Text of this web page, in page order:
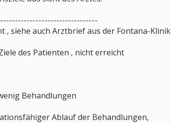
, siehe auch Arztbrief aus der Fontana-Klinik
des Patienten , nicht erreicht
Behandlungen
Ablauf der Behandlungen,